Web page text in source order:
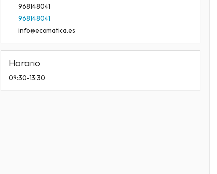
968148041
968148041
info@ecomatica.es
Horario
09:30-13:30